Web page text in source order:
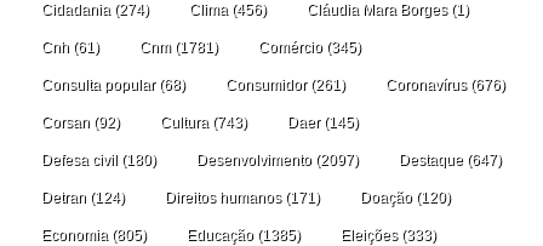
Cidadania (274) Clima (456) Cláudia Mara Borges(1)
Cnh (61) Cnm(1781) Comércio(345)
Consulta popular(68) Consumidor(261) Coronavírus(676)
Corsan (92) Cultura (743) Daer(145)
Defesa civil (180) Desenvolvimento(2097) Destaque (647)
Detran (124) Direitos humanos(171) Doação(120)
Economia (805) Educação(1385) Eleições(333)